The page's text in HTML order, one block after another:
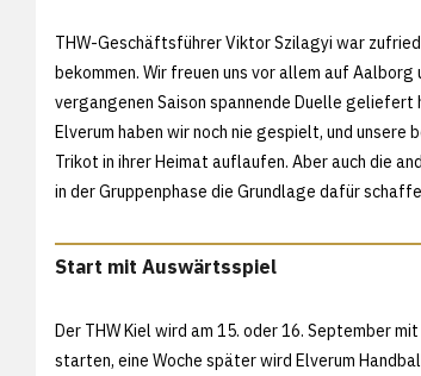
THW-Geschäftsführer Viktor Szilagyi war
bekommen. Wir freuen uns vor allem auf
vergangenen Saison spannende Duelle geliefert
Elverum haben wir noch nie gespielt, und unsere
Trikot in ihrer Heimat auflaufen. Aber auch die
in der Gruppenphase die Grundlage dafür
Start mit Auswärtsspiel
Der THW Kiel wird am 15. oder 16. September
starten, eine Woche später wird Elverum